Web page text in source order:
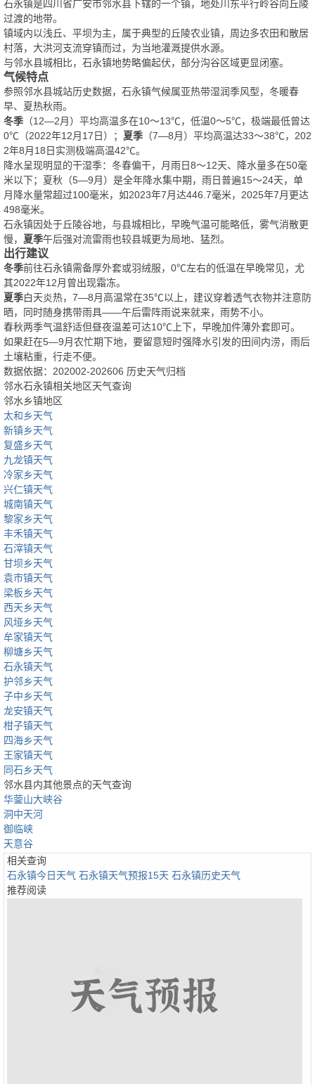
石永镇是四川省广安市邻水县下辖的一个镇，地处川东平行岭谷向丘陵
过渡的地带。
镇域内以浅丘、平坝为主，属于典型的丘陵农业镇，周边多农田和散居
村落，大洪河支流穿镇而过，为当地灌溉提供水源。
与邻水县城相比，石永镇地势略偏起伏，部分沟谷区域更显闭塞。
气候特点
参照邻水县城站历史数据，石永镇气候属亚热带湿润季风型，冬暖春
早、夏热秋雨。
冬季 （12—2月）平均高温多在10～13℃，低温0～5℃，极端最低曾达
0℃（2022年12月17日）； 夏季 （7—8月）平均高温达33～38℃，202
2年8月18日实测极端高温42℃。
降水呈现明显的干湿季：冬春偏干，月雨日8～12天、降水量多在50毫
米以下；夏秋（5—9月）是全年降水集中期，雨日普遍15～24天，单
月降水量常超过100毫米，如2023年7月达446.7毫米，2025年7月更达
498毫米。
石永镇因处于丘陵谷地，与县城相比，早晚气温可能略低，雾气消散更
慢， 夏季午后强对流雷雨也较县城更为局地、猛烈。
出行建议
冬季前往石永镇需备厚外套或羽绒服，0℃左右的低温在早晚常见，尤
其2022年12月曾出现霜冻。
夏季白天炎热，7—8月高温常在35℃以上，建议穿着透气衣物并注意防
晒，同时随身携带雨具——午后雷阵雨说来就来，雨势不小。
春秋两季气温舒适但昼夜温差可达10℃上下，早晚加件薄外套即可。
如果赶在5—9月农忙期下地，要留意短时强降水引发的田间内涝，雨后
土壤粘重，行走不便。
数据依据：202002-202606 历史天气归档
邻水石永镇相关地区天气查询
邻水乡镇地区
太和乡天气
新镇乡天气
复盛乡天气
九龙镇天气
冷家乡天气
兴仁镇天气
城南镇天气
黎家乡天气
丰禾镇天气
石滓镇天气
甘坝乡天气
袁市镇天气
梁板乡天气
西天乡天气
风垭乡天气
牟家镇天气
柳塘乡天气
石永镇天气
护邻乡天气
子中乡天气
龙安镇天气
柑子镇天气
四海乡天气
王家镇天气
同石乡天气
邻水县内其他景点的天气查询
华蓥山大峡谷
洞中天河
御临峡
天意谷
相关查询
石永镇今日天气 石永镇天气预报15天 石永镇历史天气
推荐阅读